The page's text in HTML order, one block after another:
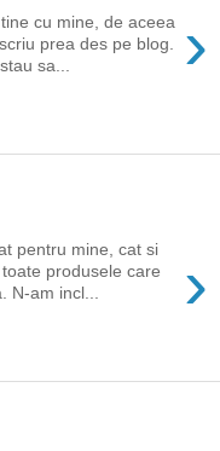
›
cu mine, de aceea
prea des pe blog.
sa...
›
pentru mine, cat si
produsele care
N-am incl...